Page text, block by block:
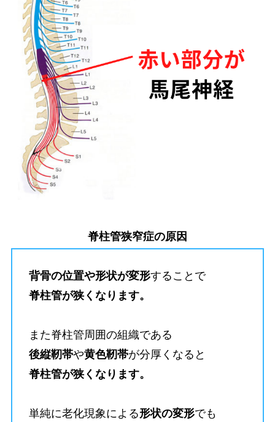
脊柱管狭窄症の原因
背骨の位置や形状が変形することで
脊柱管が狭くなります。
また脊柱管周囲の組織である
後縦靭帯や黄色靭帯が分厚くなると
脊柱管が狭くなります。
単純に老化現象による形状の変形でも